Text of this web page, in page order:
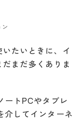
たいときに、イ
まだ多くありま
ートPCやタブレ
介してインターネ